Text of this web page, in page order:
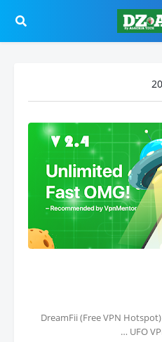
تعرف على UFO VPN حاليًا ، يوفر DreamFii (Free VPN Hotspot)